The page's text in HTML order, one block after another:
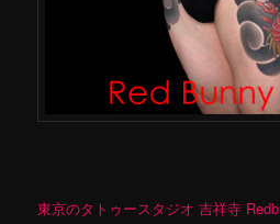
東京のタトゥースタジオ 吉祥寺